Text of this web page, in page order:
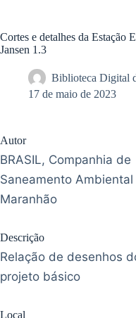
Cortes e detalhes da Estação
Jansen 1.3
Biblioteca Digital
17 de maio de 2023
Autor
BRASIL, Companhia de
Saneamento
Maranhão
Descrição
Relação de desenhos
projeto básico
Local